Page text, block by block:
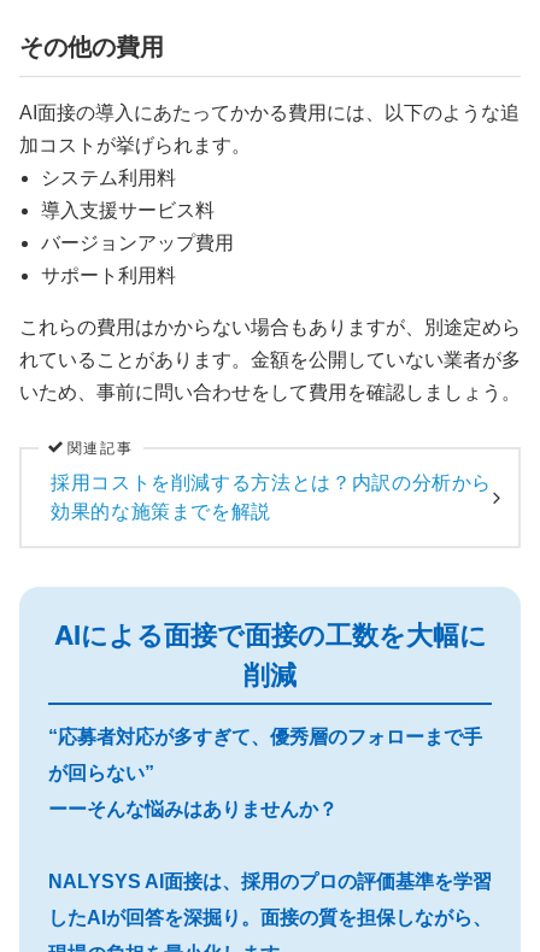
その他の費用
AI面接の導入にあたってかかる費用には、以下のような追
加コストが挙げられます。
システム利用料
導入支援サービス料
バージョンアップ費用
サポート利用料
これらの費用はかからない場合もありますが、別途定めら
れていることがあります。金額を公開していない業者が多
いため、事前に問い合わせをして費用を確認しましょう。
関連記事
採用コストを削減する方法とは？内訳の分析から
効果的な施策までを解説
AIによる面接で面接の工数を大幅に
削減
“応募者対応が多すぎて、優秀層のフォローまで手
が回らない”
ーーそんな悩みはありませんか？
NALYSYS AI面接は、採用のプロの評価基準を学習
したAIが回答を深掘り。面接の質を担保しながら、